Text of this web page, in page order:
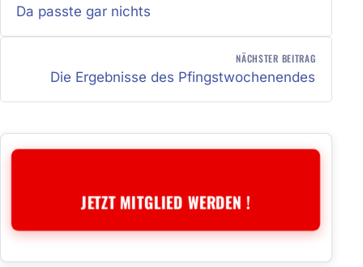
Da passte gar nichts
NÄCHSTER BEITRAG
Die Ergebnisse des Pfingstwochenendes
JETZT MITGLIED WERDEN !